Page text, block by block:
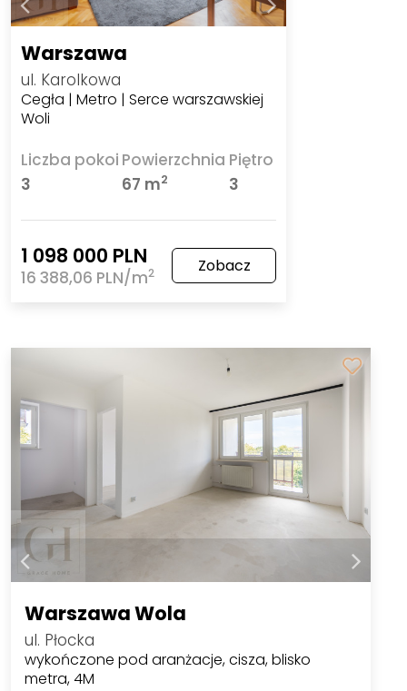
Warszawa
ul. Karolkowa
Cegła | Metro | Serce warszawskiej
Woli
Liczba pokoi
3
Powierzchnia
67 m2
Piętro
3
1 098 000 PLN
16 388,06 PLN/m2 Zobacz
Warszawa Wola
ul. Płocka
wykończone pod aranżacje, cisza, blisko
metra, 4M